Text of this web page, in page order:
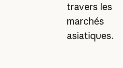
travers les
marchés
asiatiques.